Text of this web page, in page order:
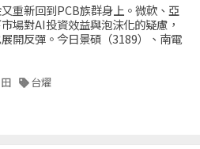
重新回到PCB族群身上。微軟、亞
場對AI投資效益與泡沫化的疑慮，
開反彈。今日景碩（3189）、南電
台燿